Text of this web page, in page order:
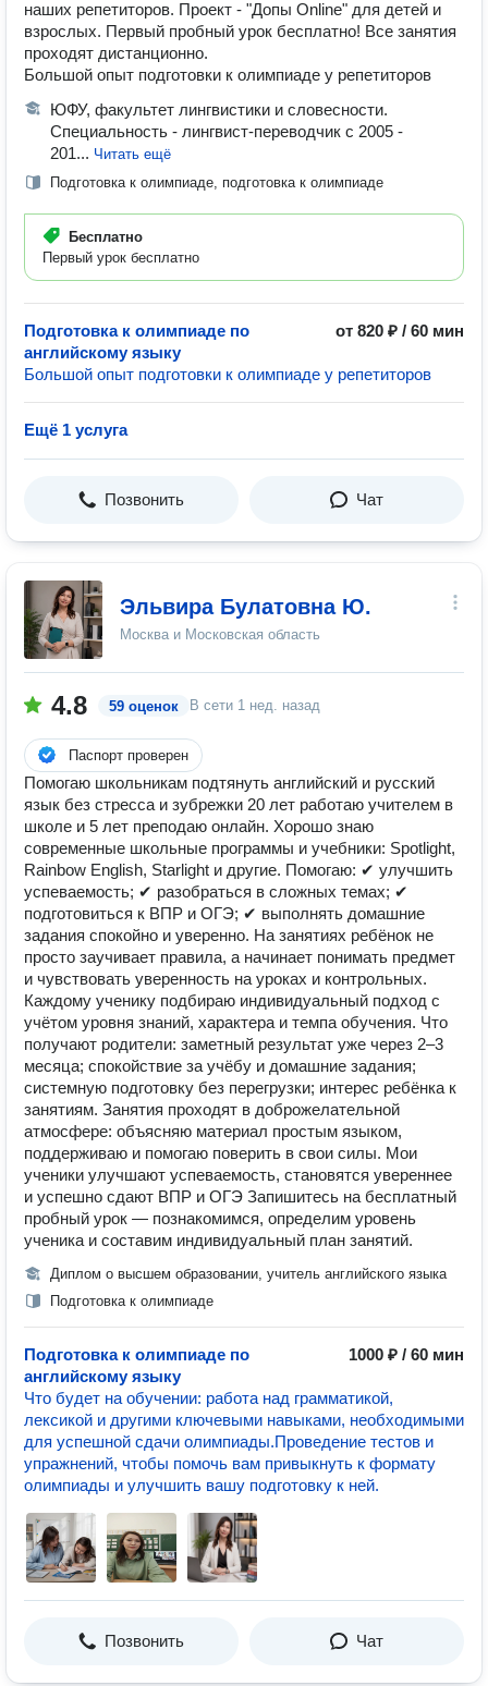
наших репетиторов. Проект - "Допы Online" для детей и
взрослых. Первый пробный урок бесплатно! Все занятия
проходят дистанционно.
Большой опыт подготовки к олимпиаде у репетиторов
ЮФУ, факультет лингвистики и словесности.
Специальность - лингвист-переводчик с 2005 -
201... Читать ещё
Подготовка к олимпиаде, подготовка к олимпиаде
Бесплатно
Первый урок бесплатно
Подготовка к олимпиаде по
английскому языку
от 820 ₽ / 60 мин
Большой опыт подготовки к олимпиаде у репетиторов
Ещё 1 услуга
Позвонить Чат
Эльвира Булатовна Ю.
Москва и Московская область
4.8 59 оценок В сети 1 нед. назад
Паспорт проверен
Помогаю школьникам подтянуть английский и русский
язык без стресса и зубрежки 20 лет работаю учителем в
школе и 5 лет преподаю онлайн. Хорошо знаю
современные школьные программы и учебники: Spotlight,
Rainbow English, Starlight и другие. Помогаю: ✔ улучшить
успеваемость; ✔ разобраться в сложных темах; ✔
подготовиться к ВПР и ОГЭ; ✔ выполнять домашние
задания спокойно и уверенно. На занятиях ребёнок не
просто заучивает правила, а начинает понимать предмет
и чувствовать уверенность на уроках и контрольных.
Каждому ученику подбираю индивидуальный подход с
учётом уровня знаний, характера и темпа обучения. Что
получают родители: заметный результат уже через 2–3
месяца; спокойствие за учёбу и домашние задания;
системную подготовку без перегрузки; интерес ребёнка к
занятиям. Занятия проходят в доброжелательной
атмосфере: объясняю материал простым языком,
поддерживаю и помогаю поверить в свои силы. Мои
ученики улучшают успеваемость, становятся увереннее
и успешно сдают ВПР и ОГЭ Запишитесь на бесплатный
пробный урок — познакомимся, определим уровень
ученика и составим индивидуальный план занятий.
Диплом о высшем образовании, учитель английского языка
Подготовка к олимпиаде
Подготовка к олимпиаде по
английскому языку
1000 ₽ / 60 мин
Что будет на обучении: работа над грамматикой,
лексикой и другими ключевыми навыками, необходимыми
для успешной сдачи олимпиады.Проведение тестов и
упражнений, чтобы помочь вам привыкнуть к формату
олимпиады и улучшить вашу подготовку к ней.
Позвонить Чат